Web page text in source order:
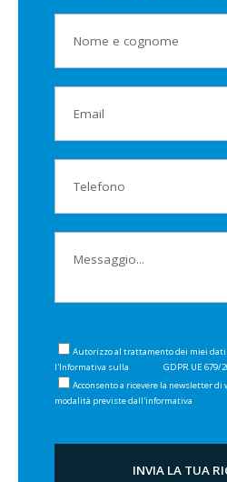
Autorizzo al trattamento dei miei dati
l'Informativa sulla
GDPR UE 679/
Acconsento a ricevere la newsletter
modalità previste dall'informativa